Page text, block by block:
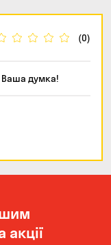
(0)
Ваша думка!